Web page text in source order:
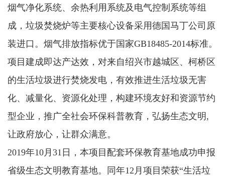
烟气净化系统、余热利用系统及电气控制系统等组
成，垃圾焚烧炉等主要核心设备采用德国马丁公司原
装进口。烟气排放指标优于国家GB18485-2014标准。
项目建成即达产达效，对来自绍兴市越城区、柯桥区
的生活垃圾进行焚烧发电，有效推进生活垃圾无害
化、减量化、资源化处理，构建环境友好和资源节约
型企业，推广全社会环保科普教育，弘扬生态文明,
让政府放心，让群众满意。
2019年10月31日，本项目配套环保教育基地成功申报
省级生态文明教育基地。同年12月项目荣获“生活垃